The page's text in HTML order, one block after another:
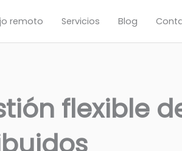
remoto Servicios Blog
flexible